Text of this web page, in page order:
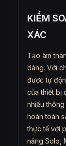
KIỂM
XÁC
Tạo âm
dàng. Với
được tự
của thiết bị
nhiều thông
hoàn toàn
thực tế với
năng Solo,